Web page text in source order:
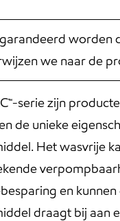
worden
we naar de
serie zijn
de unieke
Het wasvrije
en
draagt ​​bij aan